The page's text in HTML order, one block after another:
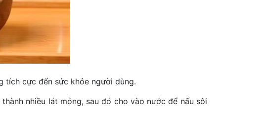
tích cực đến sức khỏe người dùng.
nhiều lát mỏng, sau đó cho vào nước để nấu sôi